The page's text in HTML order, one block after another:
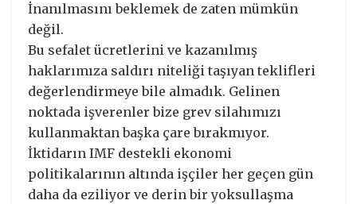
İnanılmasını beklemek de zaten mümkün
değil.
Bu sefalet ücretlerini ve kazanılmış
haklarımıza saldırı niteliği taşıyan teklifleri
değerlendirmeye bile almadık. Gelinen
noktada işverenler bize grev silahımızı
kullanmaktan başka çare bırakmıyor.
İktidarın IMF destekli ekonomi
politikalarının altında işçiler her geçen gün
daha da eziliyor ve derin bir yoksullaşma